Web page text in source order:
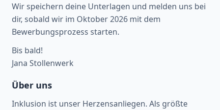
Wir speichern deine Unterlagen und melden uns bei
dir, sobald wir im Oktober 2026 mit dem
Bewerbungsprozess starten.
Bis bald!
Jana Stollenwerk
Über uns
Inklusion ist unser Herzensanliegen. Als größte